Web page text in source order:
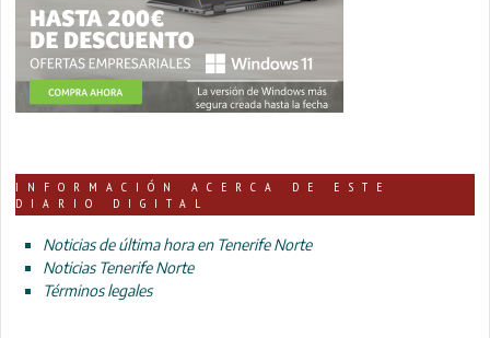
INFORMACIÓN ACERCA DE ESTE
DIARIO DIGITAL
Noticias de última hora en Tenerife Norte
Noticias Tenerife Norte
Términos legales